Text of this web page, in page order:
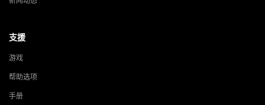
支援
游戏
帮助选项
手册